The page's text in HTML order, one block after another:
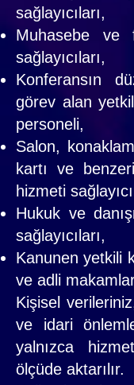
sağlayıcıları,
Muhasebe ve
sağlayıcıları,
Konferansın
görev alan
personeli,
Salon,
kartı ve
hizmeti
Hukuk ve
sağlayıcıları,
Kanunen yetkili
ve adli
Kişisel
ve idari
yalnızca
ölçüde aktarılır.